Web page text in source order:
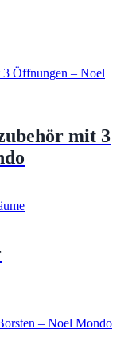
mit 3